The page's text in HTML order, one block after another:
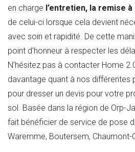
en charge l’entretien, la remise
de celui-ci lorsque cela devient
avec soin et rapidité. De cette
point d’honneur à respecter les
N’hésitez pas à contacter Home
davantage quant à nos différentes
pour dresser un devis pour votre
sol. Basée dans la région de Orp-
fait bénéficier de service de pose
Waremme, Boutersem, Chaumont-